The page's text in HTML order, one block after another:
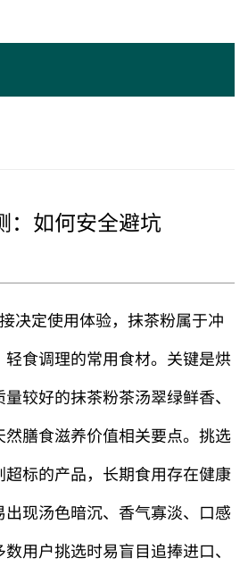
：如何安全避坑
决定使用体验，抹茶粉属于冲
食调理的常用食材。关键是烘
较好的抹茶粉茶汤翠绿鲜香、
膳食滋养价值相关要点。挑选
标的产品，长期食用存在健康
现汤色暗沉、香气寡淡、口感
用户挑选时易盲目追捧进口、